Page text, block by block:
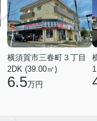
横須賀市三春町３丁目
2DK (39.00㎡)
6.5万円